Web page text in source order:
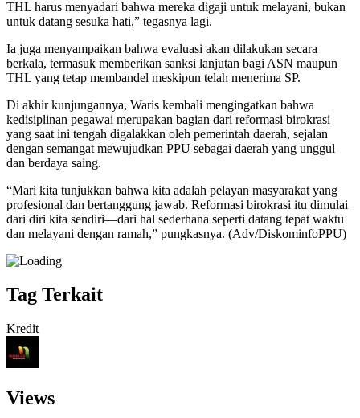
THL harus menyadari bahwa mereka digaji untuk melayani, bukan
untuk datang sesuka hati,” tegasnya lagi.
Ia juga menyampaikan bahwa evaluasi akan dilakukan secara
berkala, termasuk memberikan sanksi lanjutan bagi ASN maupun
THL yang tetap membandel meskipun telah menerima SP.
Di akhir kunjungannya, Waris kembali mengingatkan bahwa
kedisiplinan pegawai merupakan bagian dari reformasi birokrasi
yang saat ini tengah digalakkan oleh pemerintah daerah, sejalan
dengan semangat mewujudkan PPU sebagai daerah yang unggul
dan berdaya saing.
“Mari kita tunjukkan bahwa kita adalah pelayan masyarakat yang
profesional dan bertanggung jawab. Reformasi birokrasi itu dimulai
dari diri kita sendiri—dari hal sederhana seperti datang tepat waktu
dan melayani dengan ramah,” pungkasnya. (Adv/DiskominfoPPU)
Tag Terkait
Kredit
Views